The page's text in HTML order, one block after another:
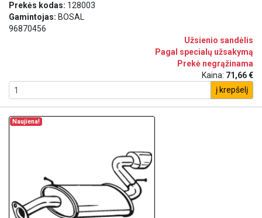
Prekės kodas: 128003
Gamintojas: BOSAL
96870456
Užsienio sandėlis
Pagal specialų užsakymą
Prekė negrąžinama
Kaina: 71,66 €
į krepšelį
Naujiena!